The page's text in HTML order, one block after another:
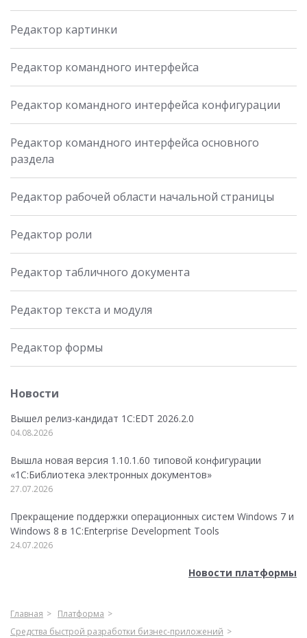
Редактор картинки
Редактор командного интерфейса
Редактор командного интерфейса конфигурации
Редактор командного интерфейса основного
раздела
Редактор рабочей области начальной страницы
Редактор роли
Редактор табличного документа
Редактор текста и модуля
Редактор формы
Новости
Вышел релиз-кандидат 1C:EDT 2026.2.0
04.08.2026
Вышла новая версия 1.10.1.60 типовой конфигурации
«1С:Библиотека электронных документов»
27.07.2026
Прекращение поддержки операционных систем Windows 7 и
Windows 8 в 1C:Enterprise Development Tools
24.07.2026
Новости платформы
Главная
Платформа
Средства быстрой разработки бизнес-приложений